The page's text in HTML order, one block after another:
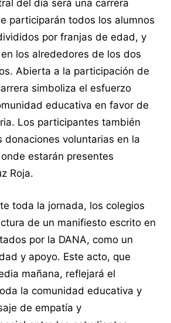
del día será una carrera
participarán todos los alumnos
por franjas de edad, y
los alrededores de los dos
Abierta a la participación de
simboliza el esfuerzo
educativa en favor de
Los participantes también
donaciones voluntarias en la
estarán presentes
Roja.
toda la jornada, los colegios
de un manifiesto escrito en
por la DANA, como un
y apoyo. Este acto, que
mañana, reflejará el
la comunidad educativa y
de empatía y